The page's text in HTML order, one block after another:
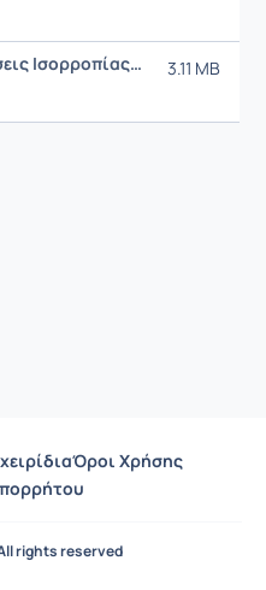
1η Σειρά Ασκήσεων_Ασκήσεις Ισορροπίας Ατμού- Υγρού_2025.pdf 3.11 MB
Όροι Χρήσης
rights reserved